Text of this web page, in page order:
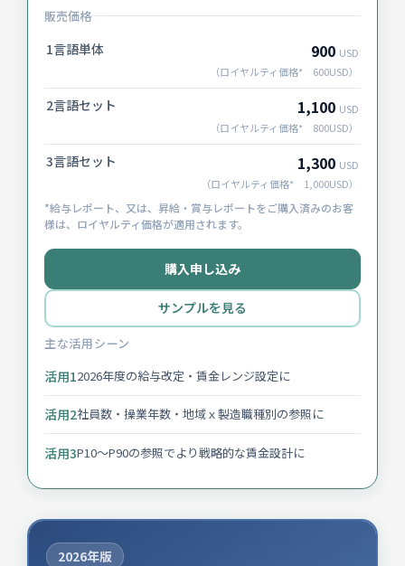
販売価格
1言語単体 900 USD
（ロイヤルティ価格* 600USD）
2言語セット 1,100 USD
（ロイヤルティ価格* 800USD）
3言語セット 1,300 USD
（ロイヤルティ価格* 1,000USD）
*給与レポート、又は、昇給・賞与レポートをご購入済みのお客
様は、ロイヤルティ価格が適用されます。
購入申し込み
サンプルを見る
主な活用シーン
活用12026年度の給与改定・賃金レンジ設定に
活用2社員数・操業年数・地域ｘ製造職種別の参照に
活用3P10～P90の参照でより戦略的な賃金設計に
2026年版